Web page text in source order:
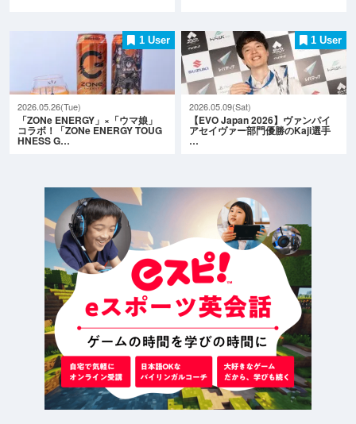
1 User
2026.05.26(Tue)
「ZONe ENERGY」×「ウマ娘」
コラボ！「ZONe ENERGY TOUG
HNESS G…
1 User
2026.05.09(Sat)
【EVO Japan 2026】ヴァンパイ
アセイヴァー部門優勝のKaji選手
…